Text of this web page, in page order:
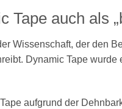
Tape auch als
Wissenschaft, der den
Dynamic Tape
aufgrund der